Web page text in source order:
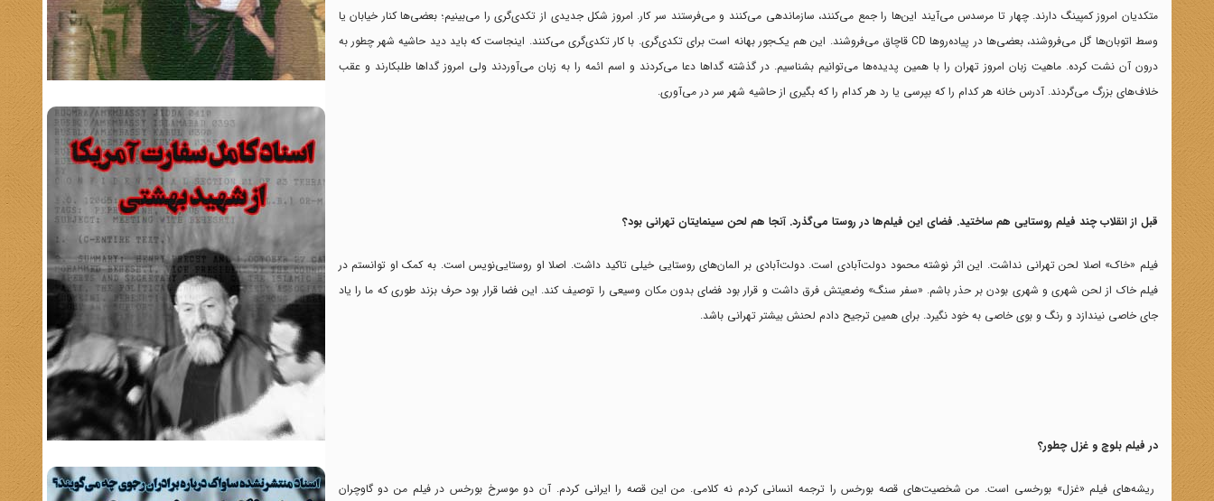
متکدیان امروز کمپینگ دارند. چهار تا مرسدس می‌آیند این‌ها را جمع می‌کنند، سازماندهی می‌کنند و می‌فرستند سر کار. امروز شکل جدیدی از تکدی‌گری را می‌بینیم؛ بعضی‌ها کنار خیابان یا
وسط اتوبان‌ها گل می‌فروشند، بعضی‌ها در پیاده‌رو‌ها CDقاچاق می‌فروشند. این هم یک‌جور بهانه است برای تکدی‌گری. با کار تکدی‌گری می‌کنند. اینجاست که باید دید حاشیه شهر چطور به
درون آن نشت کرده. ماهیت زبان امروز تهران را با همین پدیده‌ها می‌توانیم بشناسیم. در گذشته گدا‌ها دعا می‌کردند و اسم ائمه را به زبان می‌آوردند ولی امروز گدا‌ها طلبکارند و عقب
خلاف‌های بزرگ می‌گردند. آدرس خانه هر کدام را که بپرسی یا رد هر کدام را که بگیری از حاشیه شهر سر در می‌آوری.
قبل از انقلاب چند فیلم روستایی هم ساختید. فضای این فیلم‌ها در روستا می‌گذرد. آنجا هم لحن سینمایتان تهرانی بود؟
فیلم «خاک» اصلا لحن تهرانی نداشت. این اثر نوشته محمود دولت‌آبادی است. دولت‌آبادی بر المان‌های روستایی خیلی تاکید داشت. اصلا او روستایی‌نویس است. به کمک او توانستم در
فیلم خاک از لحن شهری و شهری بودن بر حذر باشم. «سفر سنگ» وضعیتش فرق داشت و قرار بود فضای بدون مکان وسیعی را توصیف کند. این فضا قرار بود حرف بزند طوری که ما را یاد
جای خاصی نیندازد و رنگ و بوی خاصی به خود نگیرد. برای همین ترجیح دادم لحنش بیشتر تهرانی باشد.
در فیلم بلوچ و غزل چطور؟
ریشه‌های فیلم «غزل» بورخسی است. من شخصیت‌های قصه بورخس را ترجمه انسانی کردم نه کلامی. من این قصه را ایرانی کردم. آن دو موسرخ بورخس در فیلم من دو گاوچران